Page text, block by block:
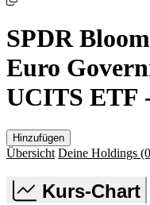
SPDR
Euro
UCITS ETF
Hinzufügen
Übersicht Deine Holdings
Kurs-Chart